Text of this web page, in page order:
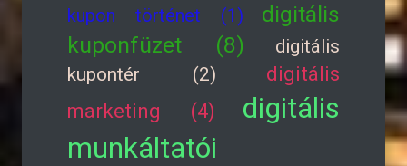
kupon történet (1)
digitális
kuponfüzet (8)
digitális
kupontér (2)
digitális
marketing (4)
digitális
munkáltatói